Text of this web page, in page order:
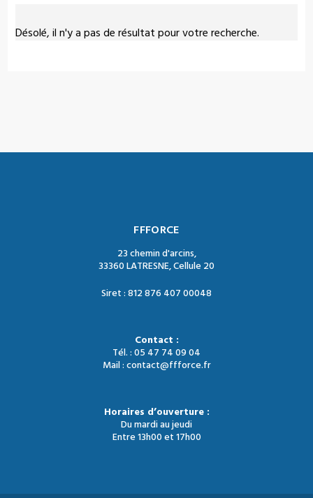
Désolé, il n'y a pas de résultat pour votre recherche.
FFFORCE
23 chemin d'arcins,
33360 LATRESNE, Cellule 20
Siret : 812 876 407 00048
Contact :
Tél. : 05 47 74 09 04
Mail : contact@ffforce.fr
Horaires d’ouverture :
Du mardi au jeudi
Entre 13h00 et 17h00